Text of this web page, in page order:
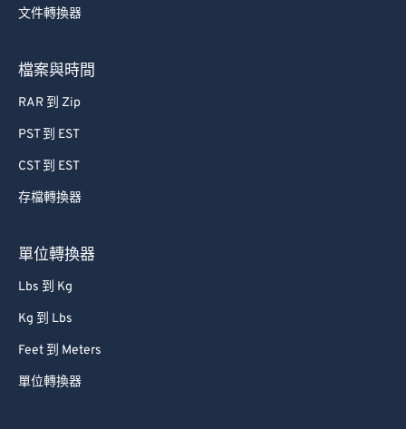
文件轉換器
檔案與時間
RAR 到 Zip
PST 到 EST
CST 到 EST
存檔轉換器
單位轉換器
Lbs 到 Kg
Kg 到 Lbs
Feet 到 Meters
單位轉換器